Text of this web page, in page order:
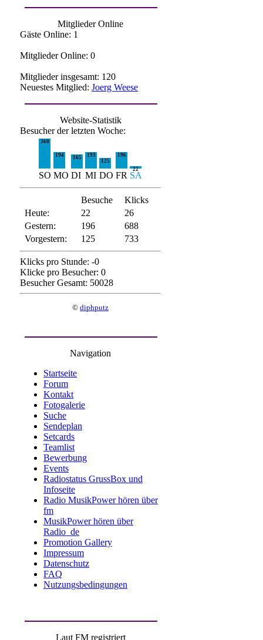
Mitglieder Online
Gäste Online: 1
Mitglieder Online: 0
Mitglieder insgesamt: 120
Neuestes Mitglied: Joerg Weese
Website-Statistik
Besucher der letzten Woche:
360
194 165
193
125
196
22
SO MO DI MI DO FR SA
Besuche
Klicks
Heute:
22
26
Gestern:
196
688
Vorgestern:
125 733
Klicks pro Stunde: -0
Klicke pro Besucher: 0
Besucher Gesamt: 50028
© diphputz
Navigation
Startseite
Forum
Kontakt
Fotogalerie
Suche
Sendeplan
Setcards
Teamlist
Bewerbung
Events
Radiostatus GrussBox und
Infoseite
Radio MusikPower hören über
fm
MusikPower hören über
Radio_de
Promotion Gallery
Impressum
Datenschutz
FAQ
Nutzungsbedingungen
Laut FM registriert